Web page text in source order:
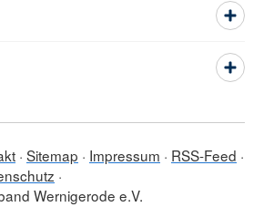
Sitemap Impressum
RSS-Feed
Wernigerode e.V.